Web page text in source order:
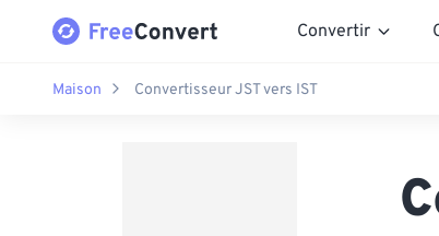
Convertir
Maison Convertisseur JST vers IST